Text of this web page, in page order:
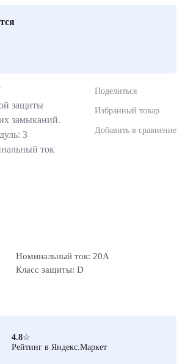
защиты
замыканий.
3
ток
Поделиться
Избранный товар
Добавить в сравнение
Номинальный ток: 20А
Класс защиты: D
4.8☆
Рейтинг в Яндекс.Маркет